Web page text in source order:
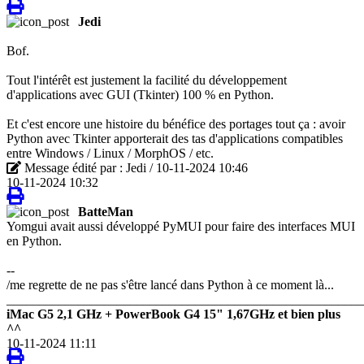
Jedi
Bof.
Tout l'intérêt est justement la facilité du développement
d'applications avec GUI (Tkinter) 100 % en Python.
Et c'est encore une histoire du bénéfice des portages tout ça : avoir
Python avec Tkinter apporterait des tas d'applications compatibles
entre Windows / Linux / MorphOS / etc.
Message édité par : Jedi / 10-11-2024 10:46
10-11-2024 10:32
BatteMan
Yomgui avait aussi développé PyMUI pour faire des interfaces MUI
en Python.
--
/me regrette de ne pas s'être lancé dans Python à ce moment là...
iMac G5 2,1 GHz + PowerBook G4 15" 1,67GHz et bien plus
^^
10-11-2024 11:11